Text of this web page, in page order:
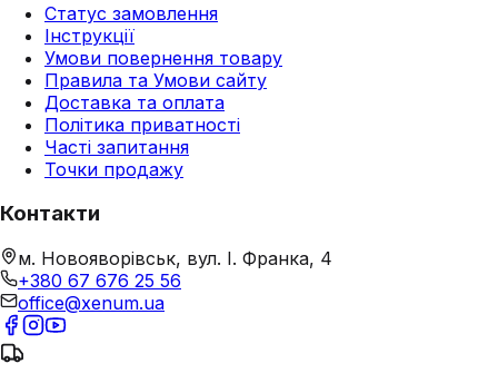
Статус замовлення
Інструкції
Умови повернення товару
Правила та Умови сайту
Доставка та оплата
Політика приватності
Часті запитання
Точки продажу
Контакти
м. Новояворівськ, вул. І. Франка, 4
+380 67 676 25 56
office@xenum.ua